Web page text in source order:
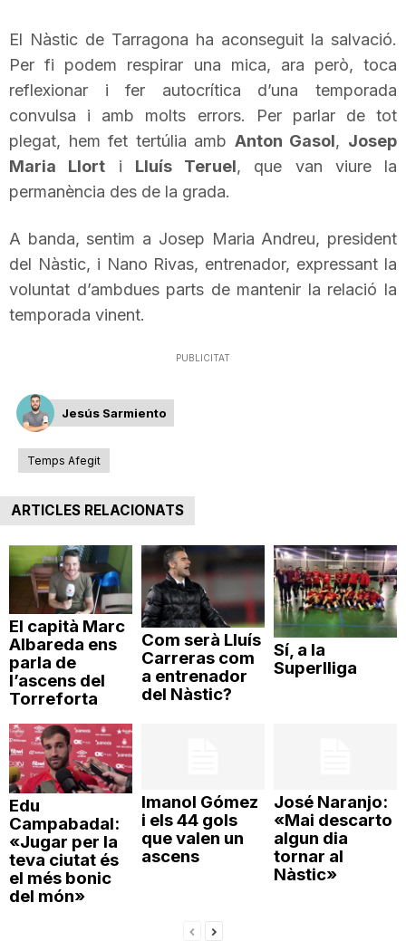
d
e
T
r
o
a
El Nàstic de Tarragona ha aconseguit la salvació.
Per fi podem respirar una mica, ara però, toca
reflexionar i fer autocrítica d’una temporada
convulsa i amb molts errors. Per parlar de tot
plegat, hem fet tertúlia amb Anton Gasol, Josep
Maria Llort i Lluís Teruel, que van viure la
permanència des de la grada.
A banda, sentim a Josep Maria Andreu, president
del Nàstic, i Nano Rivas, entrenador, expressant la
voluntat d’ambdues parts de mantenir la relació la
temporada vinent.
PUBLICITAT
Jesús Sarmiento
Temps Afegit
ARTICLES RELACIONATS
El capità Marc
Albareda ens
parla de
l’ascens del
Torreforta
Com serà Lluís
Carreras com
a entrenador
del Nàstic?
Sí, a la
Superlliga
Edu
Campabadal:
«Jugar per la
teva ciutat és
el més bonic
del món»
Imanol Gómez
i els 44 gols
que valen un
ascens
José Naranjo:
«Mai descarto
algun dia
tornar al
Nàstic»